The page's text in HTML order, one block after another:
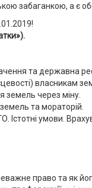
забаганкою, а є
та державна
власникам
земель через міну.
та мораторій.
Істотні умови.
право та як